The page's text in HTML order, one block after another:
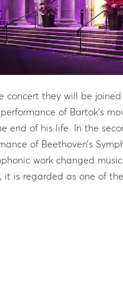
concert they will be
of Bartok’s
end of his life. In the
of Beethoven’s
work changed
it is regarded as one of